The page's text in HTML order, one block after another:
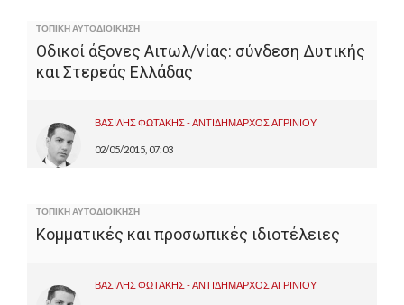
ΤΟΠΙΚΗ ΑΥΤΟΔΙΟΙΚΗΣΗ
Οδικοί άξονες Αιτωλ/νίας: σύνδεση Δυτικής
και Στερεάς Ελλάδας
ΒΑΣΙΛΗΣ ΦΩΤΑΚΗΣ - ΑΝΤΙΔΗΜΑΡΧΟΣ ΑΓΡΙΝΙΟΥ
02/05/2015, 07:03
ΤΟΠΙΚΗ ΑΥΤΟΔΙΟΙΚΗΣΗ
Κομματικές και προσωπικές ιδιοτέλειες
ΒΑΣΙΛΗΣ ΦΩΤΑΚΗΣ - ΑΝΤΙΔΗΜΑΡΧΟΣ ΑΓΡΙΝΙΟΥ